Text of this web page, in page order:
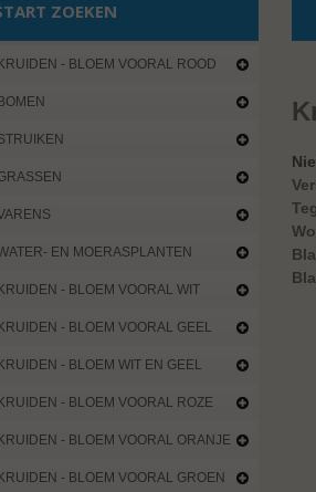
ZOEKEN
KRUIDEN - BLOEM VOORAL ROOD
BOMEN
EN MOERASPLANTEN
KRUIDEN - BLOEM VOORAL WIT
KRUIDEN - BLOEM VOORAL GEEL
KRUIDEN - BLOEM WIT EN GEEL
KRUIDEN - BLOEM VOORAL ROZE
KRUIDEN - BLOEM VOORAL ORANJE
KRUIDEN - BLOEM VOORAL GROEN